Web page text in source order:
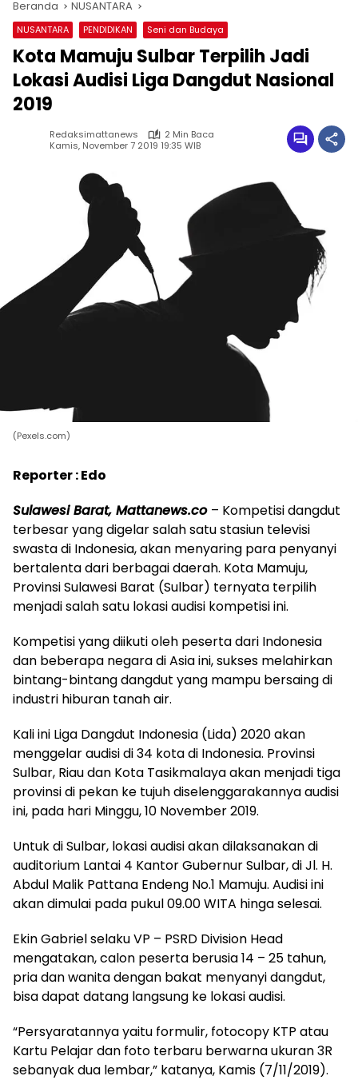
Beranda NUSANTARA
NUSANTARA PENDIDIKAN Seni dan Budaya
Kota Mamuju Sulbar Terpilih Jadi
Lokasi Audisi Liga Dangdut Nasional
2019
Redaksimattanews
2 Min Baca
Kamis, November 7 2019 19:35 WIB
(Pexels.com)
Reporter : Edo
Sulawesi Barat, Mattanews.co – Kompetisi dangdut
terbesar yang digelar salah satu stasiun televisi
swasta di Indonesia, akan menyaring para penyanyi
bertalenta dari berbagai daerah. Kota Mamuju,
Provinsi Sulawesi Barat (Sulbar) ternyata terpilih
menjadi salah satu lokasi audisi kompetisi ini.
Kompetisi yang diikuti oleh peserta dari Indonesia
dan beberapa negara di Asia ini, sukses melahirkan
bintang-bintang dangdut yang mampu bersaing di
industri hiburan tanah air.
Kali ini Liga Dangdut Indonesia (Lida) 2020 akan
menggelar audisi di 34 kota di Indonesia. Provinsi
Sulbar, Riau dan Kota Tasikmalaya akan menjadi tiga
provinsi di pekan ke tujuh diselenggarakannya audisi
ini, pada hari Minggu, 10 November 2019.
Untuk di Sulbar, lokasi audisi akan dilaksanakan di
auditorium Lantai 4 Kantor Gubernur Sulbar, di Jl. H.
Abdul Malik Pattana Endeng No.1 Mamuju. Audisi ini
akan dimulai pada pukul 09.00 WITA hinga selesai.
Ekin Gabriel selaku VP – PSRD Division Head
mengatakan, calon peserta berusia 14 – 25 tahun,
pria dan wanita dengan bakat menyanyi dangdut,
bisa dapat datang langsung ke lokasi audisi.
“Persyaratannya yaitu formulir, fotocopy KTP atau
Kartu Pelajar dan foto terbaru berwarna ukuran 3R
sebanyak dua lembar,” katanya, Kamis (7/11/2019).